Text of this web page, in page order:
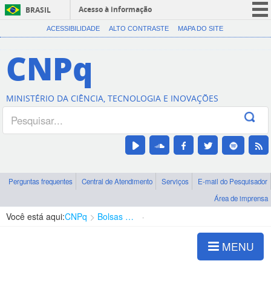
BRASIL
Acesso à informação
CORONAVÍRUS (COVID-19)
Canais
ACESSIBILIDADE ALTO CONTRASTE MAPA DO SITE
CNPq
MINISTÉRIO DA CIÊNCIA, TECNOLOGIA E INOVAÇÕES
Perguntas frequentes Central de Atendimento Serviços
E-mail do Pesquisador
Área de imprensa
Você está aqui:CNPq Bolsas e Auxílios Vigentes
MENU